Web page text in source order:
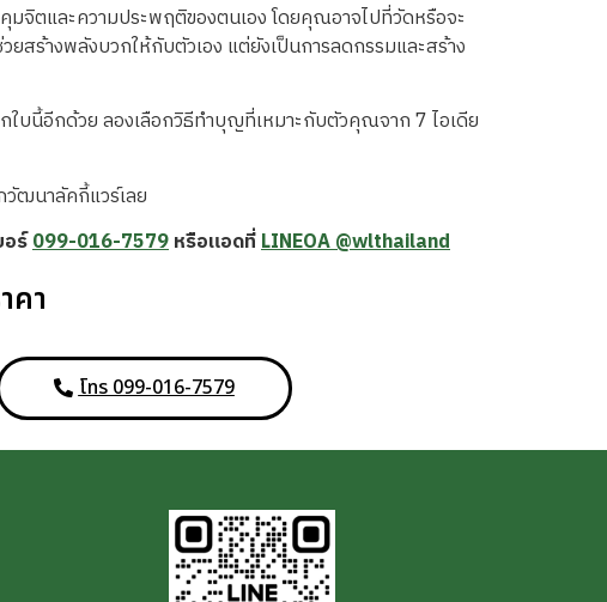
จิตและความประพฤติของตนเอง โดยคุณอาจไปที่วัดหรือจะ
สร้างพลังบวกให้กับตัวเอง แต่ยังเป็นการลดกรรมและสร้าง
ใบนี้อีกด้วย ลองเลือกวิธีทำบุญที่เหมาะกับตัวคุณจาก 7 ไอเดีย
วัฒนาลัคกี้แวร์เลย
อร์099-016-7579หรือแอดที่LINEOA @wlthailand
คา
โทร 099-016-7579